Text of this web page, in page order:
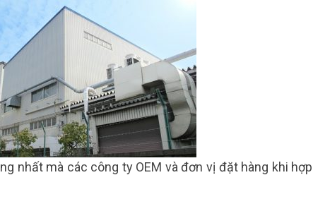
nhất mà các công ty OEM và đơn vị đặt hàng khi hợp